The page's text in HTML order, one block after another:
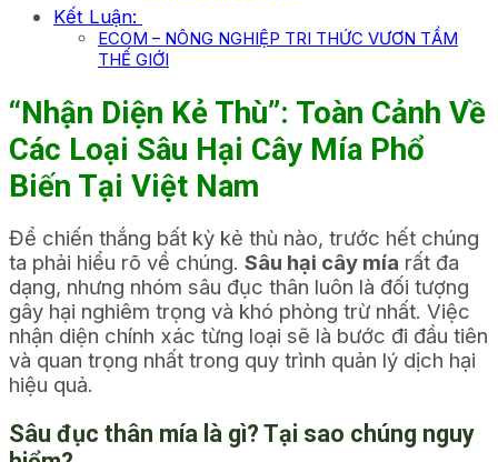
Kết Luận:
ECOM – NÔNG NGHIỆP TRI THỨC VƯƠN TẦM
THẾ GIỚI
“Nhận Diện Kẻ Thù”: Toàn Cảnh Về
Các Loại Sâu Hại Cây Mía Phổ
Biến Tại Việt Nam
Để chiến thắng bất kỳ kẻ thù nào, trước hết chúng
ta phải hiểu rõ về chúng. Sâu hại cây mía rất đa
dạng, nhưng nhóm sâu đục thân luôn là đối tượng
gây hại nghiêm trọng và khó phòng trừ nhất. Việc
nhận diện chính xác từng loại sẽ là bước đi đầu tiên
và quan trọng nhất trong quy trình quản lý dịch hại
hiệu quả.
Sâu đục thân mía là gì? Tại sao chúng nguy